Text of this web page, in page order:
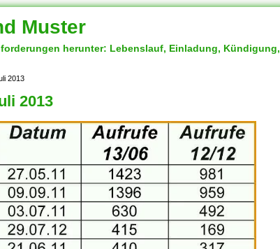
Muster
herunter: Lebenslauf, Einladung, Kündigung,
2013
2013